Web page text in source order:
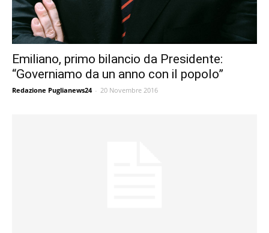
Emiliano, primo bilancio da Presidente:
“Governiamo da un anno con il popolo”
Redazione Puglianews24 - 20 Novembre 2016